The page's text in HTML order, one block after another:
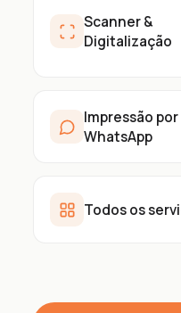
Scanner &
Digitalização
Impressão por
WhatsApp
Todos os